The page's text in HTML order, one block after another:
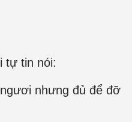
tự tin nói:
nhưng đủ để đỡ